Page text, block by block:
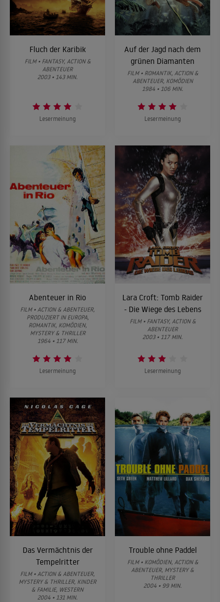
Fluch der Karibik
FILM • FANTASY, ACTION &
ABENTEUER
2003 • 143 MIN.
Lesermeinung
Auf der Jagd nach dem
grünen Diamanten
FILM • ROMANTIK, ACTION &
ABENTEUER, KOMÖDIEN
1984 • 106 MIN.
Lesermeinung
Abenteuer in Rio
FILM • ACTION & ABENTEUER,
PRODUZIERT IN EUROPA,
ROMANTIK, KOMÖDIEN,
MYSTERY & THRILLER
1964 • 117 MIN.
Lesermeinung
Lara Croft: Tomb Raider
- Die Wiege des Lebens
FILM • FANTASY, ACTION &
ABENTEUER
2003 • 117 MIN.
Lesermeinung
Das Vermächtnis der
Tempelritter
FILM • ACTION & ABENTEUER,
MYSTERY & THRILLER, KINDER
& FAMILIE, WESTERN
2004 • 131 MIN.
Trouble ohne Paddel
FILM • KOMÖDIEN, ACTION &
ABENTEUER, MYSTERY &
THRILLER
2004 • 99 MIN.